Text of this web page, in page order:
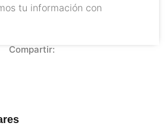
tu información con
Compartir: